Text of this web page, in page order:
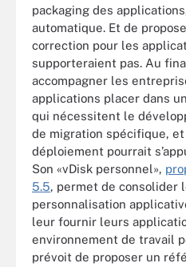
packaging des
automatique. Et de
correction pour les
supporteraient pas. Au
accompagner les
applications placer dans
qui nécessitent le
de migration spécifique,
déploiement pourrait
Son «vDisk personnel»,
5.5, permet de consolider
personnalisation
leur fournir leurs
environnement de travail
prévoit de proposer un